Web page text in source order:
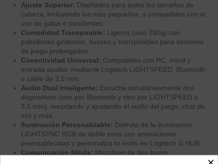
Ajuste Superior: Diseñados para todos los tamaños de
cabeza, incluyendo los más pequeños, y compatibles con el
uso de gafas o pendientes.
Comodidad Transpirable: Ligeros (solo 260g) con
pabellones giratorios, suaves y transpirables para sesiones
de juego prolongadas.
Conectividad Universal: Compatibles con PC, móvil y
entrada auxiliar mediante Logitech LIGHTSPEED, Bluetooth
o cable de 3,5 mm.
Audio Dual Inteligente: Escucha simultáneamente dos
dispositivos (uno por Bluetooth y otro por LIGHTSPEED o
3,5 mm), mezclando y ajustando el audio del juego, chat de
voz y más.
Iluminación Personalizable: Disfruta de la iluminación
LIGHTSYNC RGB de doble zona con animaciones
preestablecidas y personaliza tu estilo en Logitech G HUB.
Comunicación Nítida: Micrófono de tipo boom